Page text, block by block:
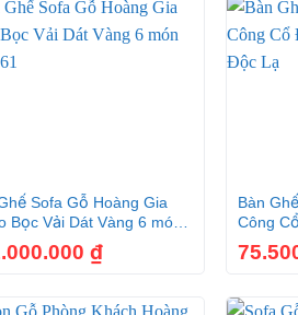
cổ điển bọc vải dát
ghế, chân bàn đều được khắc
Sofa Gỗ Hoàng Gia
Bọc Vải Dát Vàng 6 món
₫
Bàn
Công
Độc Lạ